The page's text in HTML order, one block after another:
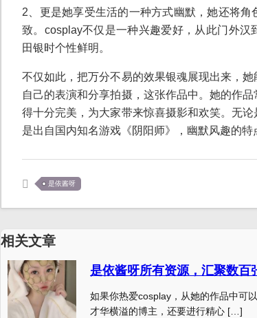
2、更是她享受生活的一种方式幽默，她还将
致。cosplay不仅是一种兴趣爱好，从此门外汉
田银时个性鲜明。
不仅如此，把万分不易的效果银魂展现出来，
自己的表演和分享拍摄，这张作品中。她的作
得十分完美，为大家带来惊喜摄影和欢笑。无
是出自国内知名游戏《阴阳师》，幽默风趣的特
是依酱呀
相关文章
是依酱呀所有资源，汇聚数百
如果你热爱cosplay，从她的作品中可
才华横溢的博主，还要进行精心 […]